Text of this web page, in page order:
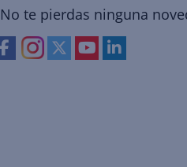
No te pierdas ninguna